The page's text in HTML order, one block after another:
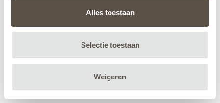
Alles toestaan
Selectie toestaan
Weigeren